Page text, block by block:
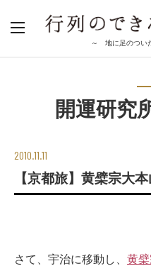
～ 地に足のつい
開運研究
2010.11.11
【京都旅】黄檗宗大
さて、宇治に移動し、 黄